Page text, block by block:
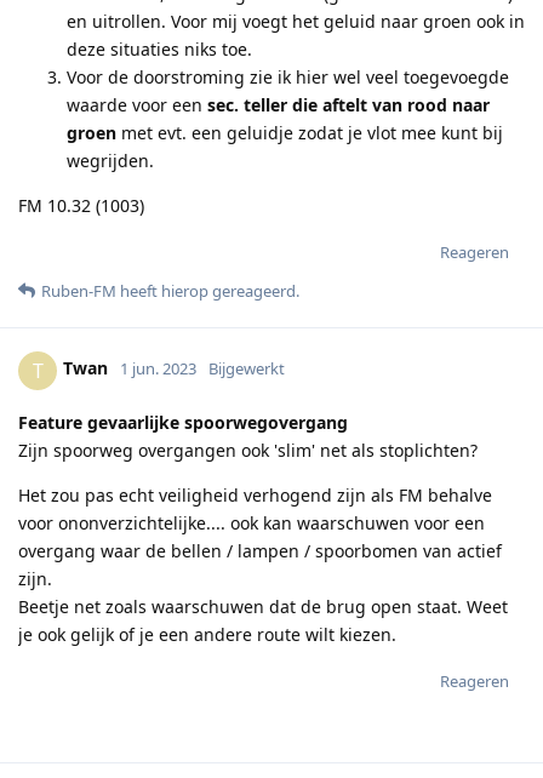
en uitrollen. Voor mij voegt het geluid naar groen ook in
deze situaties niks toe.
Voor de doorstroming zie ik hier wel veel toegevoegde
waarde voor een sec. teller die aftelt van rood naar
groen met evt. een geluidje zodat je vlot mee kunt bij
wegrijden.
FM 10.32 (1003)
Reageren
Ruben-FM heeft hierop gereageerd.
T Twan 1 jun. 2023 Bijgewerkt
Feature gevaarlijke spoorwegovergang
Zijn spoorweg overgangen ook 'slim' net als stoplichten?
Het zou pas echt veiligheid verhogend zijn als FM behalve
voor ononverzichtelijke.... ook kan waarschuwen voor een
overgang waar de bellen / lampen / spoorbomen van actief
zijn.
Beetje net zoals waarschuwen dat de brug open staat. Weet
je ook gelijk of je een andere route wilt kiezen.
Reageren